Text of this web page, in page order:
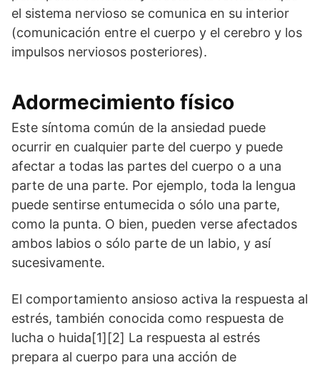
el sistema nervioso se comunica en su interior
(comunicación entre el cuerpo y el cerebro y los
impulsos nerviosos posteriores).
Adormecimiento físico
Este síntoma común de la ansiedad puede
ocurrir en cualquier parte del cuerpo y puede
afectar a todas las partes del cuerpo o a una
parte de una parte. Por ejemplo, toda la lengua
puede sentirse entumecida o sólo una parte,
como la punta. O bien, pueden verse afectados
ambos labios o sólo parte de un labio, y así
sucesivamente.
El comportamiento ansioso activa la respuesta al
estrés, también conocida como respuesta de
lucha o huida[1][2] La respuesta al estrés
prepara al cuerpo para una acción de